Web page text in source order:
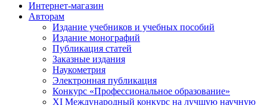
Интернет-магазин
Авторам
Издание учебников и учебных пособий
Издание монографий
Публикация статей
Заказные издания
Наукометрия
Электронная публикация
Конкурс «Профессиональное образование»
XI Международный конкурс на лучшую научную